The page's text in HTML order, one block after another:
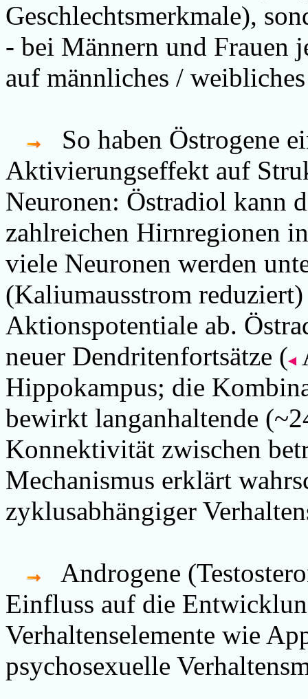
Geschlechtsmerkmale),
- bei Männern und Frauen
auf männliches /
So haben Östrogene
Aktivierungseffekt auf
Neuronen: Östradiol kann
zahlreichen Hirnregionen
viele Neuronen werden
(Kaliumausstrom
Aktionspotentiale ab.
neuer Dendritenfortsätze (
Hippokampus; die
bewirkt langanhaltende
Konnektivität zwischen
Mechanismus erklärt
zyklusabhängiger
Androgene
Einfluss auf die
Verhaltenselemente wie
psychosexuelle